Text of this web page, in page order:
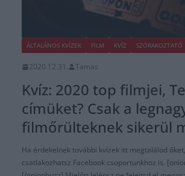
ÁLTALÁNOS KVÍZEK FILM KVÍZ SZÓRAKOZTATÓ
2020.12.31. Tamas
Kvíz: 2020 top filmjei,
címüket? Csak a
filmőrülteknek sikerül
Ha érdekelnek további kvízek itt megtalálod
csatlakozhatsz Facebook csoportunkhoz is.